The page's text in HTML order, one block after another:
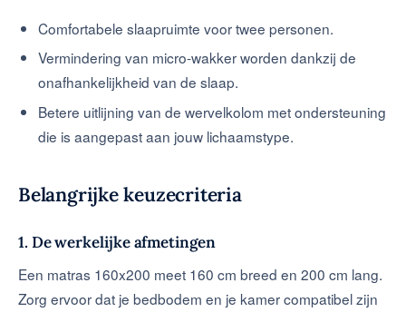
Comfortabele slaapruimte voor twee personen.
Vermindering van micro-wakker worden dankzij de
onafhankelijkheid van de slaap.
Betere uitlijning van de wervelkolom met ondersteuning
die is aangepast aan jouw lichaamstype.
Belangrijke keuzecriteria
1. De werkelijke afmetingen
Een matras 160x200 meet 160 cm breed en 200 cm lang.
Zorg ervoor dat je bedbodem en je kamer compatibel zijn